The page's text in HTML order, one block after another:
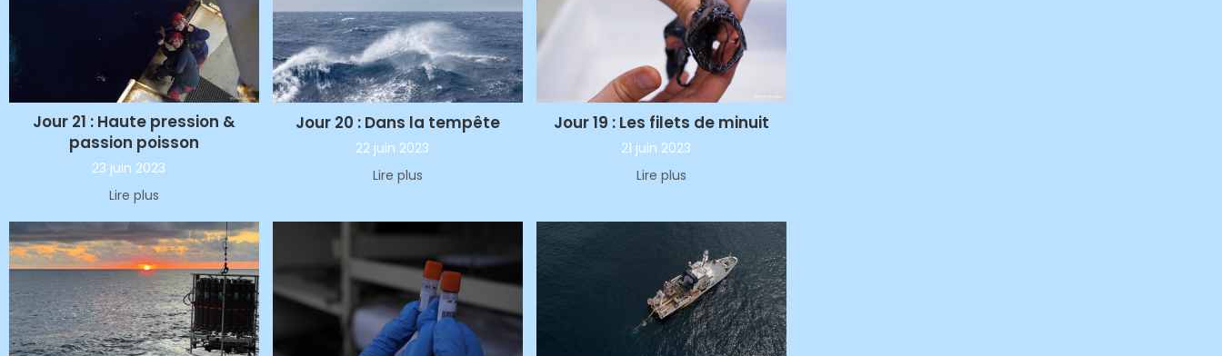
Jour 21 : Haute pression &
passion poisson
23 juin 2023
Lire plus
Jour 20 : Dans la tempête
22 juin 2023
Lire plus
Jour 19 : Les filets de minuit
21 juin 2023
Lire plus